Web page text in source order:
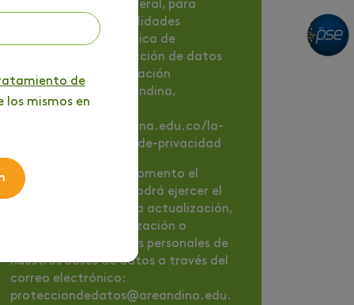
de cobranza y, en general, para
cualquiera de las finalidades
contenidas en la Política de
tratamiento y protección de datos
personales de la Fundación
Universitaria del Areandina,
disponible en
https://www.areandina.edu.co/la-
institucion/politicas-de-privacidad
Nota
: En cualquier momento el
titular de los datos podrá ejercer el
derecho de solicitar la actualización,
rectificación, actualización o
supresión de sus datos personales de
nuestras bases de datos a través del
correo electrónico:
protecciondedatos@areandina.edu.
de
los mismos en